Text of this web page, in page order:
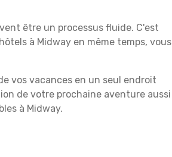
être un processus fluide. C'est
à Midway en même temps, vous
vos vacances en un seul endroit
de votre prochaine aventure aussi
à Midway.